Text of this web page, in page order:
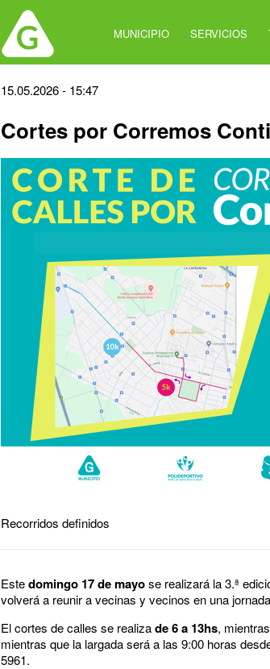
MUNICIPIO SERVICIOS
Back
top
15.05.2026 - 15:47
Cortes por Corremos
Recorridos definidos
Estedomingo 17 de mayose realizará la 3.ª
volverá a reunir a vecinas y vecinos en una
El cortes de calles se realizade 6 a 13hs,
mientras que la largada será a las 9:00 horas
5961.